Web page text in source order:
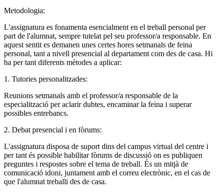
Metodologia:
L'assignatura es fonamenta esencialment en el treball personal per
part de l'alumnat, sempre tutelat pel seu professor/a responsable. En
aquest sentit es demanen unes certes hores setmanals de feina
personal, tant a nivell presencial al departament com des de casa. Hi
ha per tant diferents mètodes a aplicar:
1. Tutories personalitzades:
Reunions setmanals amb el professor/a responsable de la
especialització per aclarir dubtes, encaminar la feina i superar
possibles entrebancs.
2. Debat presencial i en fòrums:
L'assignatura disposa de suport dins del campus virtual del centre i
per tant és possible habilitar fòrums de discussió on es publiquen
preguntes i respostes sobre el tema de treball. És un mitjà de
comunicació idoni, juntament amb el correu electrònic, en el cas de
que l'alumnat treballi des de casa.